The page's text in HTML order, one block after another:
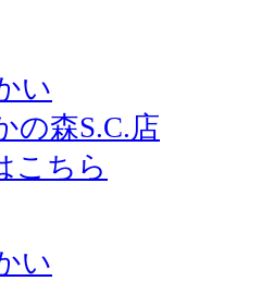
い
の森S.C.店
こちら
い